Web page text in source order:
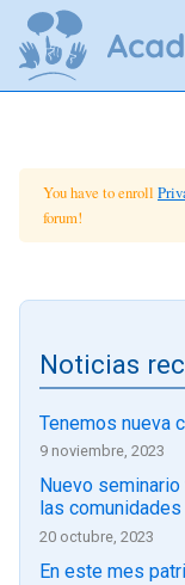
Omitir
You have to enroll
forum!
Noticias
Tenemos nueva
9 noviembre, 2023
Nuevo
las comunidades
20 octubre, 2023
En este mes